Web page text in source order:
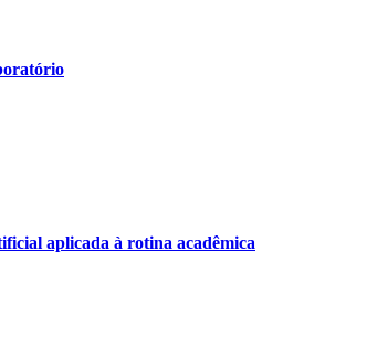
aplicada à rotina acadêmica